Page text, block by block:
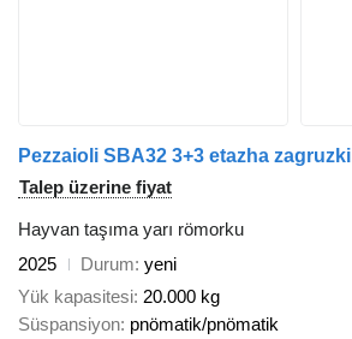
Pezzaioli SBA32 3+3 etazha zagruzki
Talep üzerine fiyat
Hayvan taşıma yarı römorku
2025
Durum yeni
Yük kapasitesi 20.000 kg
Süspansiyon pnömatik/pnömatik